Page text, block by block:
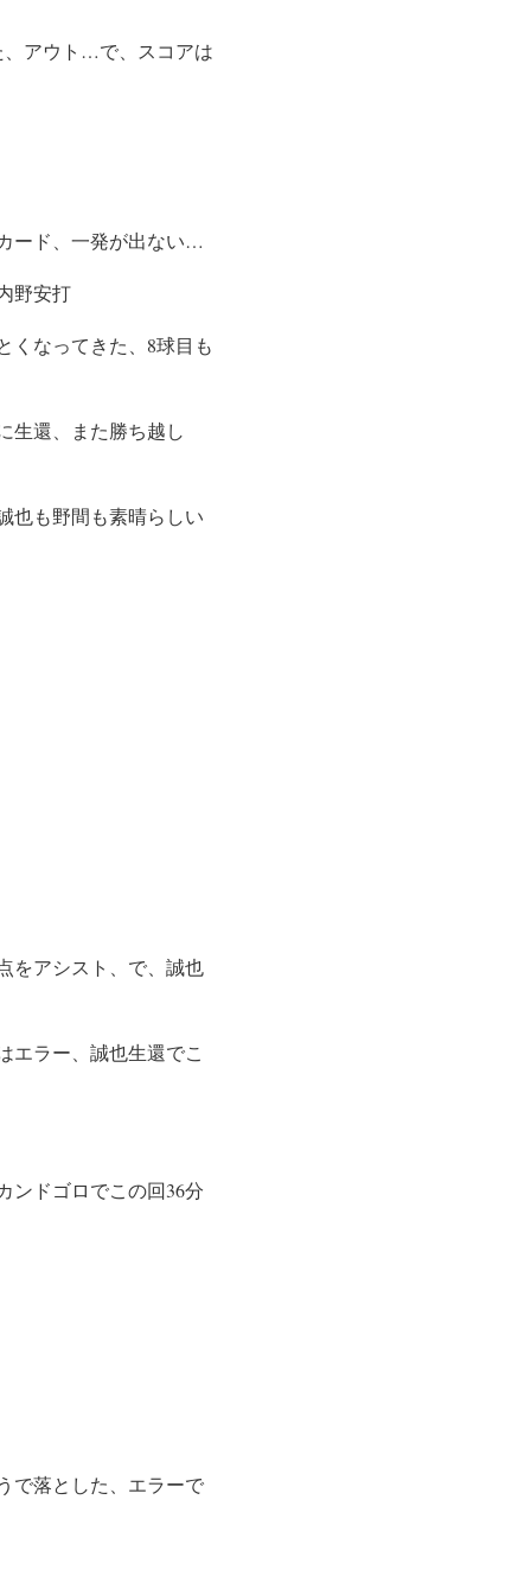
、アウト…で、スコアは
ード、一発が出ない…
野安打
くなってきた、8球目も
生還、また勝ち越し
也も野間も素晴らしい
をアシスト、で、誠也
エラー、誠也生還でこ
ンドゴロでこの回36分
で落とした、エラーで